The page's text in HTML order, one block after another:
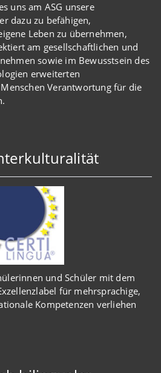
uns am ASG unsere
dazu zu befähigen,
Leben zu übernehmen,
am gesellschaftlichen und
sowie im Bewusstsein des
erweiterten
Verantwortung für die
und Schüler mit dem
für mehrsprachige,
Kompetenzen verliehen